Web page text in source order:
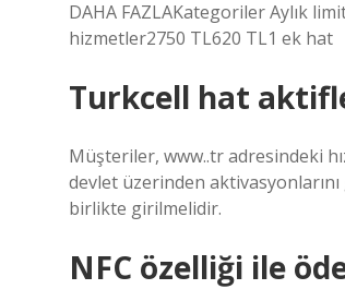
DAHA FAZLAKategoriler Aylık
hizmetler2750 TL620 TL1 ek hat
Turkcell hat
Müşteriler, www..tr adresindeki
devlet üzerinden
birlikte girilmelidir.
NFC özelliği ile